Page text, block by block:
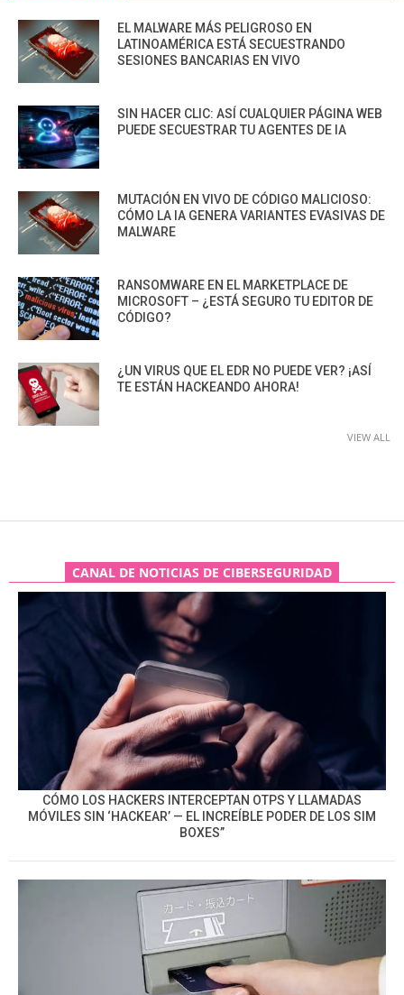
EL MALWARE MÁS PELIGROSO EN
LATINOAMÉRICA ESTÁ SECUESTRANDO
SESIONES BANCARIAS EN VIVO
SIN HACER CLIC: ASÍ CUALQUIER PÁGINA WEB
PUEDE SECUESTRAR TU AGENTES DE IA
MUTACIÓN EN VIVO DE CÓDIGO MALICIOSO:
CÓMO LA IA GENERA VARIANTES EVASIVAS DE
MALWARE
RANSOMWARE EN EL MARKETPLACE DE
MICROSOFT – ¿ESTÁ SEGURO TU EDITOR DE
CÓDIGO?
¿UN VIRUS QUE EL EDR NO PUEDE VER? ¡ASÍ
TE ESTÁN HACKEANDO AHORA!
VIEW ALL
CANAL DE NOTICIAS DE CIBERSEGURIDAD
CÓMO LOS HACKERS INTERCEPTAN OTPS Y LLAMADAS
MÓVILES SIN ‘HACKEAR’ — EL INCREÍBLE PODER DE LOS SIM
BOXES”